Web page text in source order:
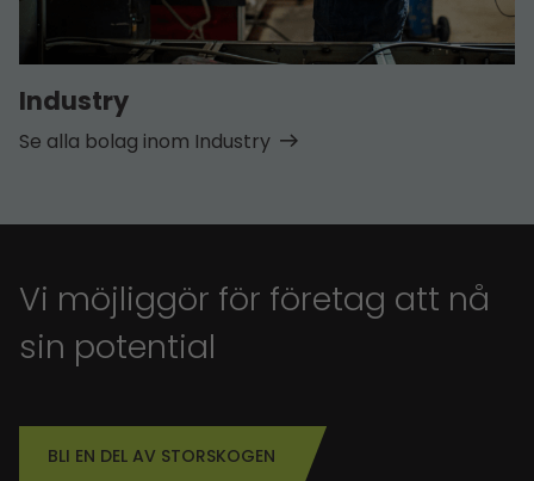
Industry
Se alla bolag inom Industry
Vi möjliggör för företag att nå
sin potential
BLI EN DEL AV STORSKOGEN